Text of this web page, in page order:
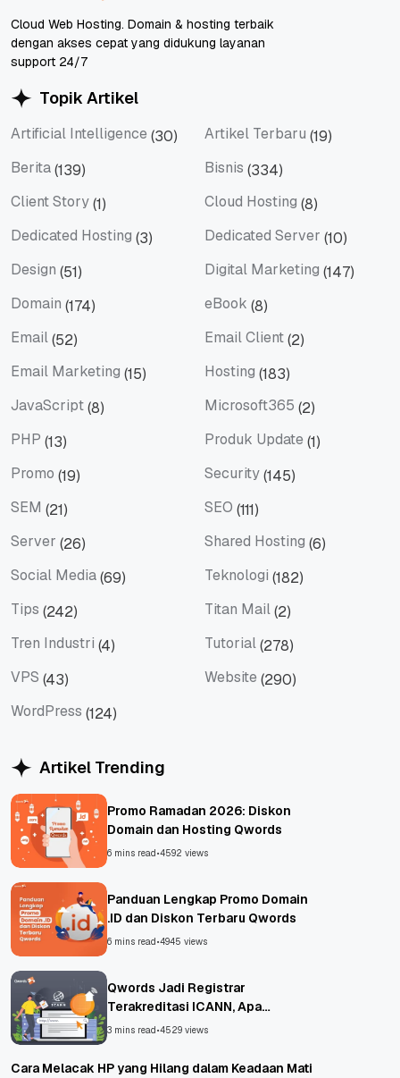
Cloud Web Hosting. Domain & hosting terbaik
dengan akses cepat yang didukung layanan
support 24/7
Topik Artikel
Artificial Intelligence (30) Artikel Terbaru (19)
Berita(139) Bisnis (334)
Client Story(1) Cloud Hosting (8)
Dedicated Hosting (3) Dedicated Server (10)
Design (51) Digital Marketing (147)
Domain (174) eBook (8)
Email(52) Email Client(2)
Email Marketing (15) Hosting (183)
JavaScript(8) Microsoft365 (2)
PHP (13) Produk Update (1)
Promo (19) Security(145)
SEM (21) SEO (111)
Server (26) Shared Hosting (6)
Social Media(69) Teknologi (182)
Tips (242) Titan Mail(2)
Tren Industri (4) Tutorial(278)
VPS (43) Website (290)
WordPress (124)
Artikel Trending
Promo Ramadan 2026: Diskon
Domain dan Hosting Qwords
6 mins read •4592 views
Panduan Lengkap Promo Domain
.ID dan Diskon Terbaru Qwords
6 mins read •4945 views
Qwords Jadi Registrar
Terakreditasi ICANN, Apa
Untungnya?
3 mins read •4529 views
Cara Melacak HP yang Hilang dalam Keadaan Mati